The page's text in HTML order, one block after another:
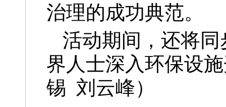
治理的成功典范。
活动期间，还将
界人士深入环保设
锡 刘云峰）